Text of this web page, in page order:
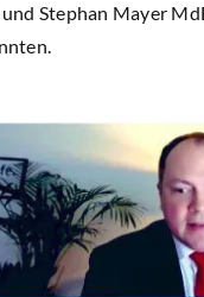
Stephan Mayer